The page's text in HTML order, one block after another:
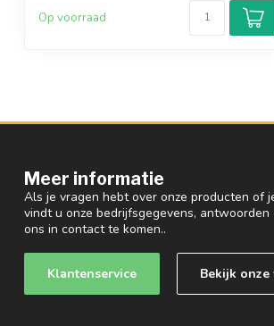
Op voorraad
Meer informatie
Als je vragen hebt over onze producten of
vindt u onze bedrijfsgegevens,
ons in contact te komen..
Klantenservice Bekijk